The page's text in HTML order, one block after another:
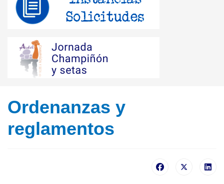
Ordenanzas y
reglamentos